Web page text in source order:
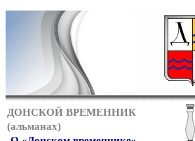
ДОНСКОЙ ВРЕМЕННИК
(альманах)